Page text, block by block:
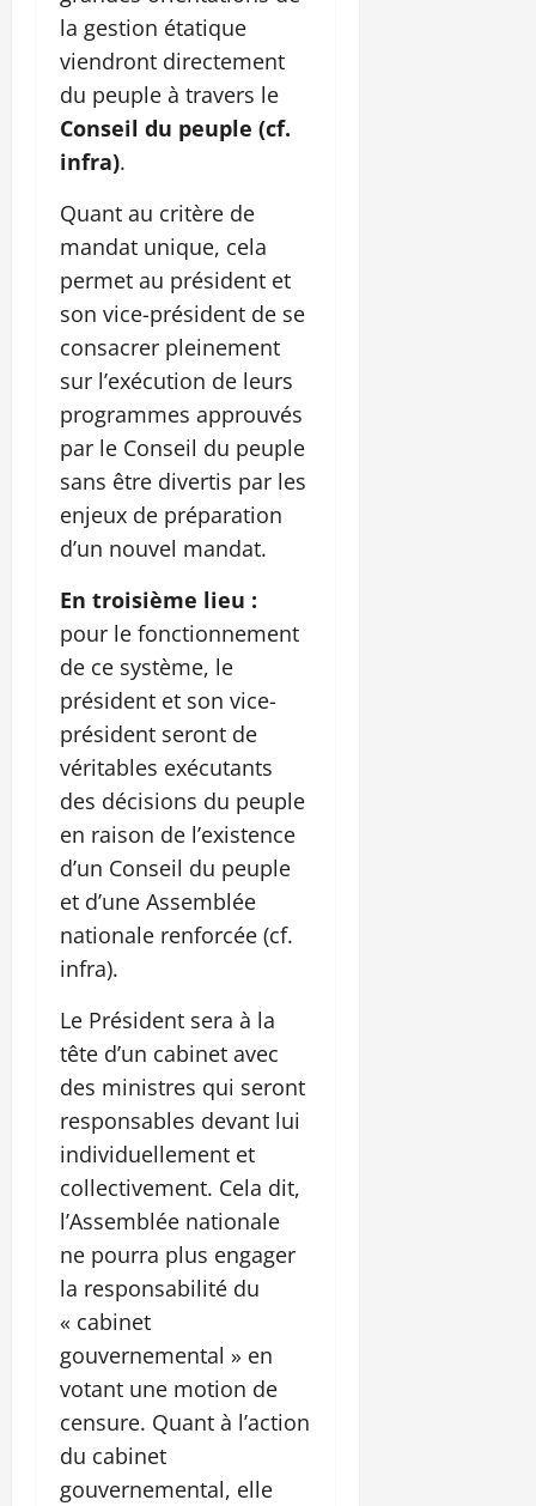
la gestion étatique
viendront directement
du peuple à travers le
Conseil du peuple (cf.
infra).
Quant au critère de
mandat unique, cela
permet au président et
son vice-président de se
consacrer pleinement
sur l’exécution de leurs
programmes approuvés
par le Conseil du peuple
sans être divertis par les
enjeux de préparation
d’un nouvel mandat.
En troisième lieu :
pour le fonctionnement
de ce système, le
président et son vice-
président seront de
véritables exécutants
des décisions du peuple
en raison de l’existence
d’un Conseil du peuple
et d’une Assemblée
nationale renforcée (cf.
infra).
Le Président sera à la
tête d’un cabinet avec
des ministres qui seront
responsables devant lui
individuellement et
collectivement. Cela dit,
l’Assemblée nationale
ne pourra plus engager
la responsabilité du
« cabinet
gouvernemental » en
votant une motion de
censure. Quant à l’action
du cabinet
gouvernemental, elle